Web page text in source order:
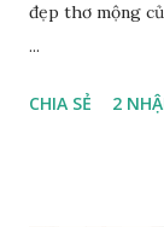
đẹp thơ mộng
...
CHIA SẺ 2